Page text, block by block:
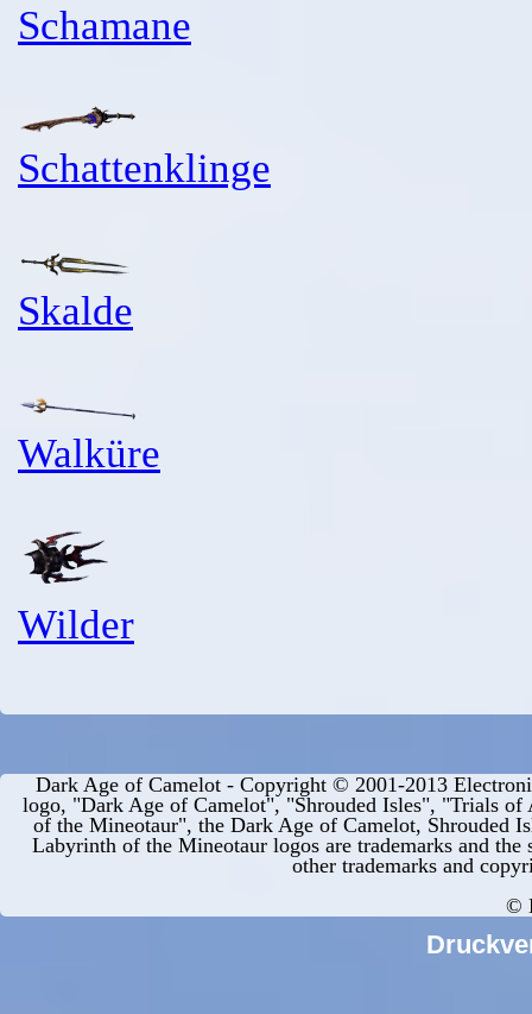
Schamane
Schattenklinge
Skalde
Walküre
Wilder
Dark Age of Camelot - Copyright © 2001-2013
logo, "Dark Age of Camelot", "Shrouded Isles", "Trials
of the Mineotaur", the Dark Age of Camelot, Shrouded
Labyrinth of the Mineotaur logos are trademarks and
other trademarks and
©